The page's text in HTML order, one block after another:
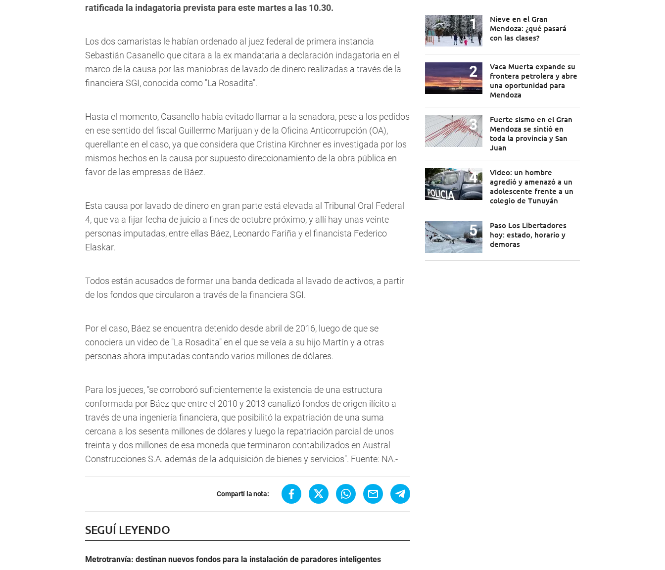
ratificada la indagatoria prevista para este martes a las 10.30.
Los dos camaristas le habían ordenado al juez federal de primera instancia
Sebastián Casanello que citara a la ex mandataria a declaración indagatoria en el
marco de la causa por las maniobras de lavado de dinero realizadas a través de la
financiera SGI, conocida como "La Rosadita".
Hasta el momento, Casanello había evitado llamar a la senadora, pese a los pedidos
en ese sentido del fiscal Guillermo Marijuan y de la Oficina Anticorrupción (OA),
querellante en el caso, ya que considera que Cristina Kirchner es investigada por los
mismos hechos en la causa por supuesto direccionamiento de la obra pública en
favor de las empresas de Báez.
Esta causa por lavado de dinero en gran parte está elevada al Tribunal Oral Federal
4, que va a fijar fecha de juicio a fines de octubre próximo, y allí hay unas veinte
personas imputadas, entre ellas Báez, Leonardo Fariña y el financista Federico
Elaskar.
Todos están acusados de formar una banda dedicada al lavado de activos, a partir
de los fondos que circularon a través de la financiera SGI.
Por el caso, Báez se encuentra detenido desde abril de 2016, luego de que se
conociera un video de "La Rosadita" en el que se veía a su hijo Martín y a otras
personas ahora imputadas contando varios millones de dólares.
Para los jueces, "se corroboró suficientemente la existencia de una estructura
conformada por Báez que entre el 2010 y 2013 canalizó fondos de origen ilícito a
través de una ingeniería financiera, que posibilitó la expatriación de una suma
cercana a los sesenta millones de dólares y luego la repatriación parcial de unos
treinta y dos millones de esa moneda que terminaron contabilizados en Austral
Construcciones S.A. además de la adquisición de bienes y servicios". Fuente: NA.-
Compartí la nota:
SEGUÍ LEYENDO
Metrotranvía: destinan nuevos fondos para la instalación de paradores inteligentes
Nieve en el Gran
Mendoza: ¿qué pasará
con las clases?
Vaca Muerta expande su
frontera petrolera y abre
una oportunidad para
Mendoza
Fuerte sismo en el Gran
Mendoza se sintió en
toda la provincia y San
Juan
Video: un hombre
agredió y amenazó a un
adolescente frente a un
colegio de Tunuyán
Paso Los Libertadores
hoy: estado, horario y
demoras